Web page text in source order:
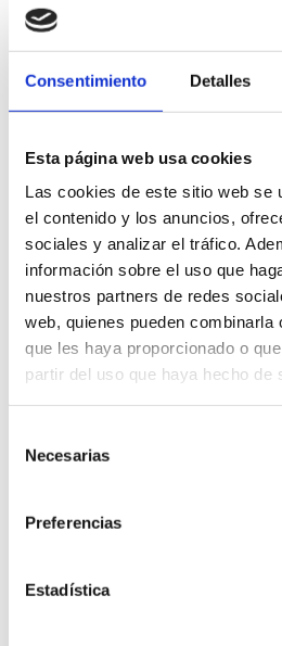
Consentimiento Detalles
Esta página web usa cookies
Las cookies de este sitio web se
el contenido y los anuncios,
sociales y analizar el tráfico.
información sobre el uso que
nuestros partners de redes
web, quienes pueden combinarla
que les haya proporcionado o
partir del uso que haya hecho de
Necesarias
Preferencias
Estadística